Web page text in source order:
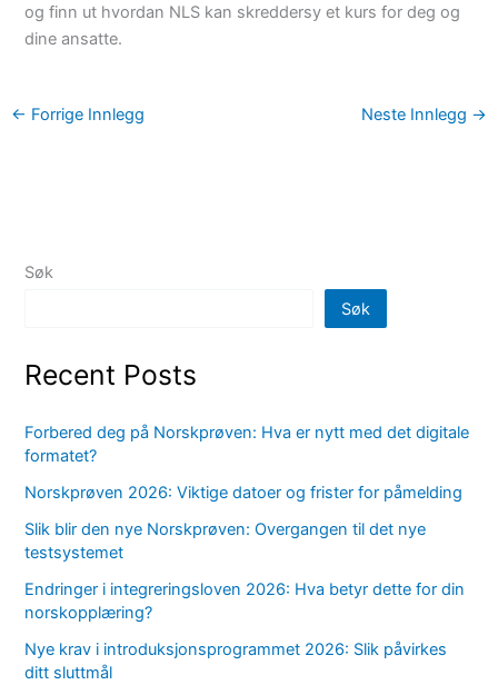
og finn ut hvordan NLS kan skreddersy et kurs for deg og
dine ansatte.
← Forrige Innlegg Neste Innlegg →
Søk
Søk
Recent Posts
Forbered deg på Norskprøven: Hva er nytt med det digitale
formatet?
Norskprøven 2026: Viktige datoer og frister for påmelding
Slik blir den nye Norskprøven: Overgangen til det nye
testsystemet
Endringer i integreringsloven 2026: Hva betyr dette for din
norskopplæring?
Nye krav i introduksjonsprogrammet 2026: Slik påvirkes
ditt sluttmål